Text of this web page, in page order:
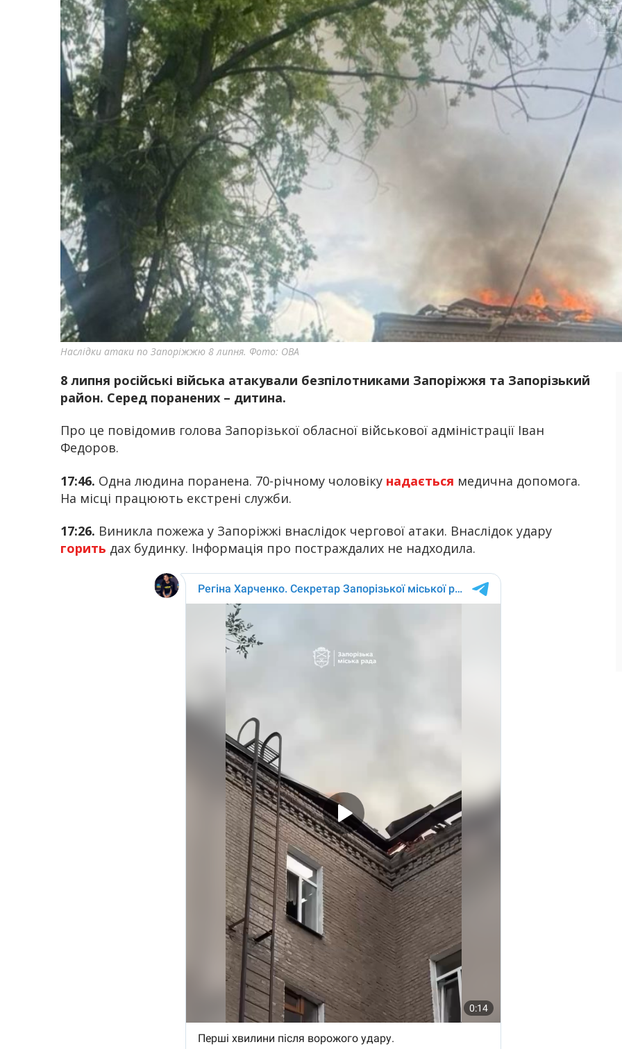
Наслідки атаки по Запоріжжю 8 липня. Фото: ОВА
8 липня російські війська атакували безпілотниками Запоріжжя та Запорізький
район. Серед поранених – дитина.
Про це повідомив голова Запорізької обласної військової адміністрації Іван
Федоров.
17:46. Одна людина поранена. 70-річному чоловіку надається медична допомога.
На місці працюють екстрені служби.
17:26. Виникла пожежа у Запоріжжі внаслідок чергової атаки. Внаслідок удару
горить дах будинку. Інформація про постраждалих не надходила.